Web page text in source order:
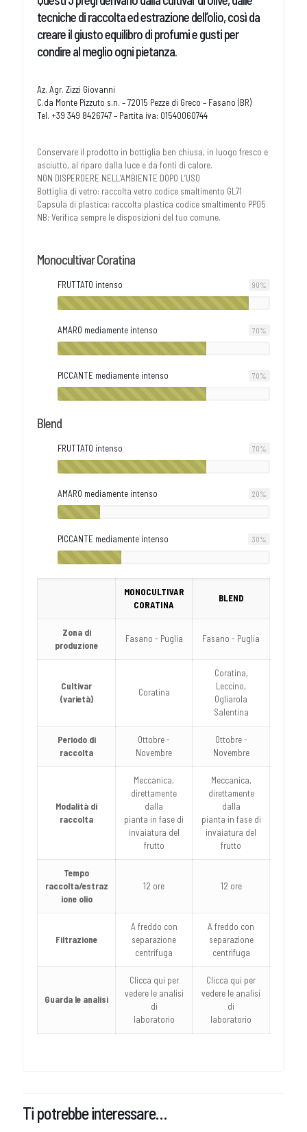
tecniche di raccolta ed estrazione dell’olio, così da
creare il giusto equilibro di profumi e gusti per
condire al meglio ogni pietanza.
Az. Agr. Zizzi Giovanni
C.da Monte Pizzuto s.n. – 72015 Pezze di Greco – Fasano (BR)
Tel. +39 349 8426747 – Partita iva: 01540060744
Conservare il prodotto in bottiglia ben chiusa, in luogo fresco e
asciutto, al riparo dalla luce e da fonti di calore.
NON DISPERDERE NELL’AMBIENTE DOPO L’USO
Bottiglia di vetro: raccolta vetro codice smaltimento GL71
Capsula di plastica: raccolta plastica codice smaltimento PP05
NB: Verifica sempre le disposizioni del tuo comune.
Monocultivar Coratina
FRUTTATO intenso 90%
AMARO mediamente intenso 70%
PICCANTE mediamente intenso 70%
Blend
FRUTTATO intenso 70%
AMARO mediamente intenso 20%
PICCANTE mediamente intenso 30%
MONOCULTIVAR
CORATINA
BLEND
Zona di
produzione
Fasano - Puglia Fasano - Puglia
Cultivar
(varietà)
Coratina
Coratina,
Leccino,
Ogliarola
Salentina
Periodo di
raccolta
Ottobre -
Novembre
Ottobre -
Novembre
Modalità di
raccolta
Meccanica,
direttamente
dalla
pianta in fase di
invaiatura del
frutto
Meccanica,
direttamente
dalla
pianta in fase di
invaiatura del
frutto
Tempo
raccolta/estraz
ione olio
12 ore 12 ore
Filtrazione
A freddo con
separazione
centrifuga
A freddo con
separazione
centrifuga
Guarda le analisi
Clicca qui per
vedere le analisi
di
laboratorio
Clicca qui per
vedere le analisi
di
laboratorio
Ti potrebbe interessare…